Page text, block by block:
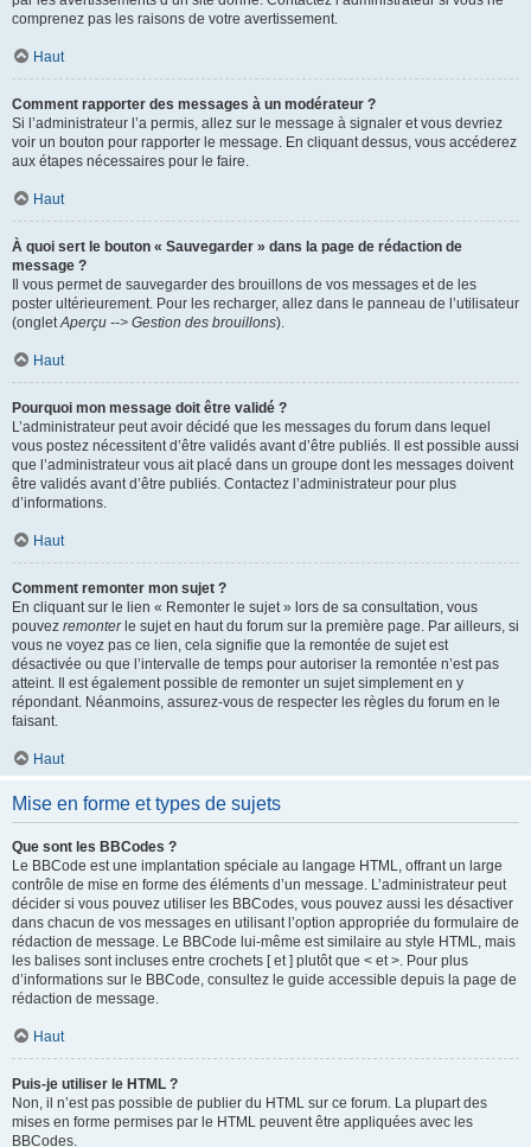
comprenez pas les raisons de votre avertissement.
Haut
Comment rapporter des messages à un modérateur ?
Si l’administrateur l’a permis, allez sur le message à signaler et vous devriez
voir un bouton pour rapporter le message. En cliquant dessus, vous accéderez
aux étapes nécessaires pour le faire.
Haut
À quoi sert le bouton « Sauvegarder » dans la page de rédaction de
message ?
Il vous permet de sauvegarder des brouillons de vos messages et de les
poster ultérieurement. Pour les recharger, allez dans le panneau de l’utilisateur
(ongletAperçu --> Gestion des brouillons).
Haut
Pourquoi mon message doit être validé ?
L’administrateur peut avoir décidé que les messages du forum dans lequel
vous postez nécessitent d’être validés avant d’être publiés. Il est possible aussi
que l’administrateur vous ait placé dans un groupe dont les messages doivent
être validés avant d’être publiés. Contactez l’administrateur pour plus
d’informations.
Haut
Comment remonter mon sujet ?
En cliquant sur le lien « Remonter le sujet » lors de sa consultation, vous
pouvez remonterle sujet en haut du forum sur la première page. Par ailleurs, si
vous ne voyez pas ce lien, cela signifie que la remontée de sujet est
désactivée ou que l’intervalle de temps pour autoriser la remontée n’est pas
atteint. Il est également possible de remonter un sujet simplement en y
répondant. Néanmoins, assurez-vous de respecter les règles du forum en le
faisant.
Haut
Mise en forme et types de sujets
Que sont les BBCodes ?
Le BBCode est une implantation spéciale au langage HTML, offrant un large
contrôle de mise en forme des éléments d’un message. L’administrateur peut
décider si vous pouvez utiliser les BBCodes, vous pouvez aussi les désactiver
dans chacun de vos messages en utilisant l’option appropriée du formulaire de
rédaction de message. Le BBCode lui-même est similaire au style HTML, mais
les balises sont incluses entre crochets [ et ] plutôt que < et >. Pour plus
d’informations sur le BBCode, consultez le guide accessible depuis la page de
rédaction de message.
Haut
Puis-je utiliser le HTML ?
Non, il n’est pas possible de publier du HTML sur ce forum. La plupart des
mises en forme permises par le HTML peuvent être appliquées avec les
BBCodes.